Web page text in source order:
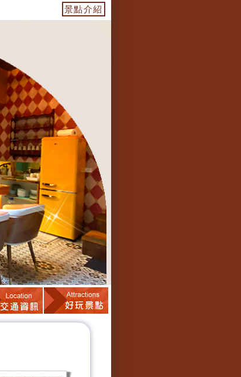
/過山車電子麻將桌/ 免費停車場1~5台/米其林指定咖
景點介紹